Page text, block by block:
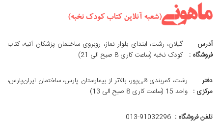
آدرس
فروشگاه :
گیلان، رشت، ابتدای بلوار نماز، روبروی ساختمان پزشکان آتیه، کتاب
کودک نخبه (ساعت کاری 8 صبح الی 21)
دفتر
مرکزی :
رشت، کمربندی قلی‌پور، بالاتر از بیمارستان پارس، ساختمان ایران‌پارس،
واحد 15 (ساعت کاری 8 صبح الی 13)
تلفن فروشگاه : 013-91032296